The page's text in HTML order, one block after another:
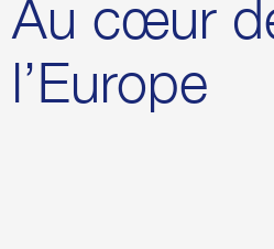
Au cœur
l’Europe